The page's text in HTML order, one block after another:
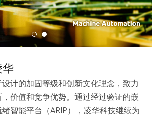
华
计的加固等级和创新文化理念，致力
价值和竞争优势。通过经过验证的嵌
智能平台（ARIP），凌华科技继续为